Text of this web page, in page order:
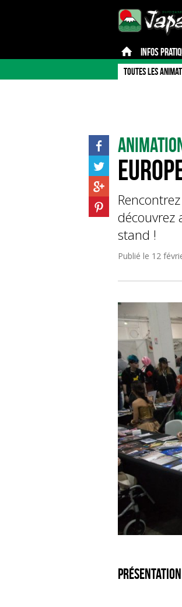
INFOS
TOUTES LES
découvrez
stand !
Publié le 12
Présentation